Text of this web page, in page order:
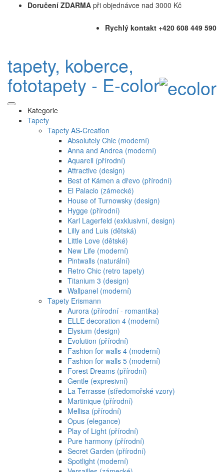
Doručení ZDARMA při objednávce nad 3000 Kč
Rychlý kontakt +420 608 449 590
tapety, koberce,
fototapety - E-color
Kategorie
Tapety
Tapety AS-Creation
Absolutely Chic (moderní)
Anna and Andrea (moderní)
Aquarell (přírodní)
Attractive (design)
Best of Kámen a dřevo (přírodní)
El Palacio (zámecké)
House of Turnowsky (design)
Hygge (přírodní)
Karl Lagerfeld (exklusivní, design)
Lilly and Luis (dětská)
Little Love (dětské)
New Life (moderní)
Pintwalls (naturální)
Retro Chic (retro tapety)
Titanium 3 (design)
Wallpanel (moderní)
Tapety Erismann
Aurora (přírodní - romantika)
ELLE decoration 4 (moderní)
Elysium (design)
Evolution (přírodní)
Fashion for walls 4 (moderní)
Fashion for walls 5 (moderní)
Forest Dreams (přírodní)
Gentle (expresivní)
La Terrasse (středomořské vzory)
Martinique (přírodní)
Mellisa (přírodní)
Opus (elegance)
Play of Light (přírodní)
Pure harmony (přírodní)
Secret Garden (přírodní)
Spotlight (moderní)